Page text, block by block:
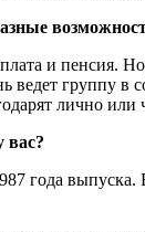
и пенсия. Но
группу в
лично или
вас?
года выпуска.